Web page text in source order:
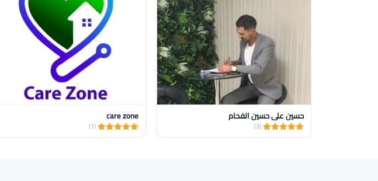
حسين علي حسين الفحام
(3)
care zone
(1)